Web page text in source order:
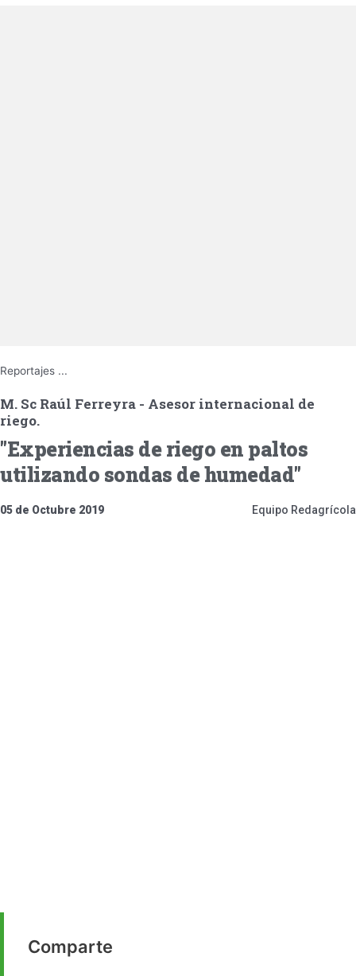
Reportajes ...
Comparte
M. Sc Raúl Ferreyra - Asesor internacional de
riego.
"Experiencias de riego en paltos
utilizando sondas de humedad"
05 de Octubre 2019 Equipo Redagrícola